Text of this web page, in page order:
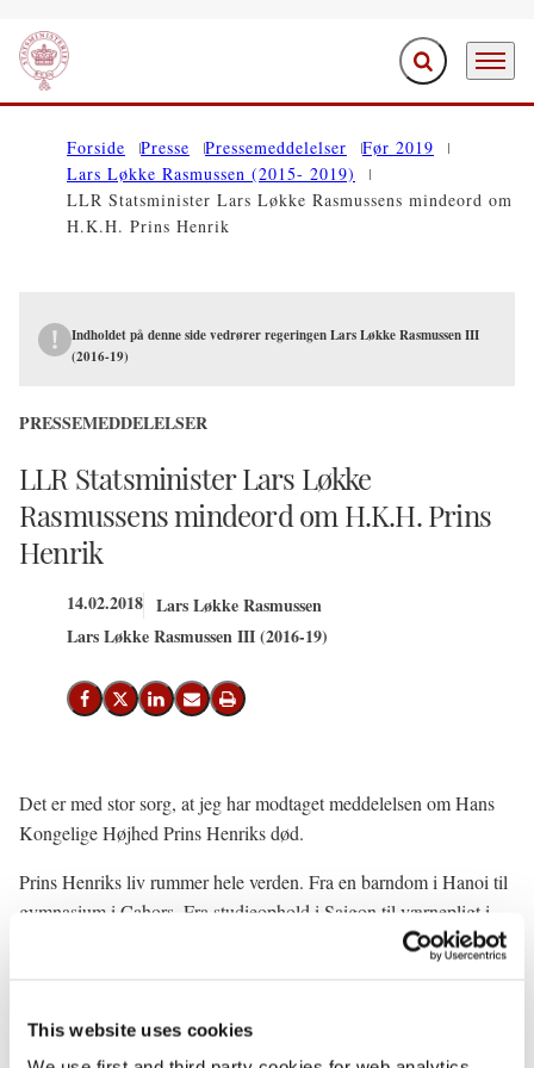
This website uses cookies
Gå til forsiden Fold søgefelt ud
Menu
Forside Presse Pressemeddelelser
Før 2019
Lars Løkke Rasmussen (2015- 2019)
LLR Statsminister Lars Løkke Rasmussens mindeord om
H.K.H. Prins Henrik
Indholdet på denne side vedrører regeringen Lars Løkke Rasmussen III
(2016-19)
PRESSEMEDDELELSER
LLR Statsminister Lars Løkke
Rasmussens mindeord om H.K.H. Prins
Henrik
14.02.2018 Lars Løkke Rasmussen
Lars Løkke Rasmussen III (2016-19)
Del på Facebook
Del på X (Twitter)
Del på LinkedIn
Send email
Print
Det er med stor sorg, at jeg har modtaget meddelelsen om Hans
Kongelige Højhed Prins Henriks død.
Prins Henriks liv rummer hele verden. Fra en barndom i Hanoi til
gymnasium i Cahors. Fra studieophold i Saigon til værnepligt i
Algeriet. Fra en diplomatisk karriere i London til at være et skattet
Han mestrede på bedste vis den danske humor og selvironi. Han